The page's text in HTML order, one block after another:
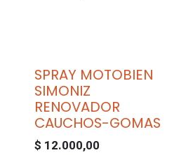
SPRAY MOTOBIEN
SIMONIZ
RENOVADOR
CAUCHOS-GOMAS
$ 12.000,00